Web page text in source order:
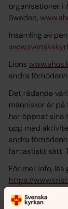
organisationer i
Sweden,
Insamling av
Lions
andra
Det rådande
människor är
har öppnat sina
upp med
andra
fantastiskt sätt.
För mer info,
https://
hjalp/
kriget-i-ukraina/